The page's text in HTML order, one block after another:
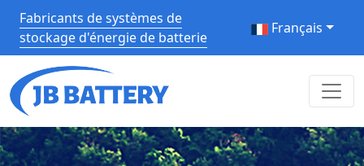
Fabricants de systèmes de
stockage d'énergie de batterie
Français